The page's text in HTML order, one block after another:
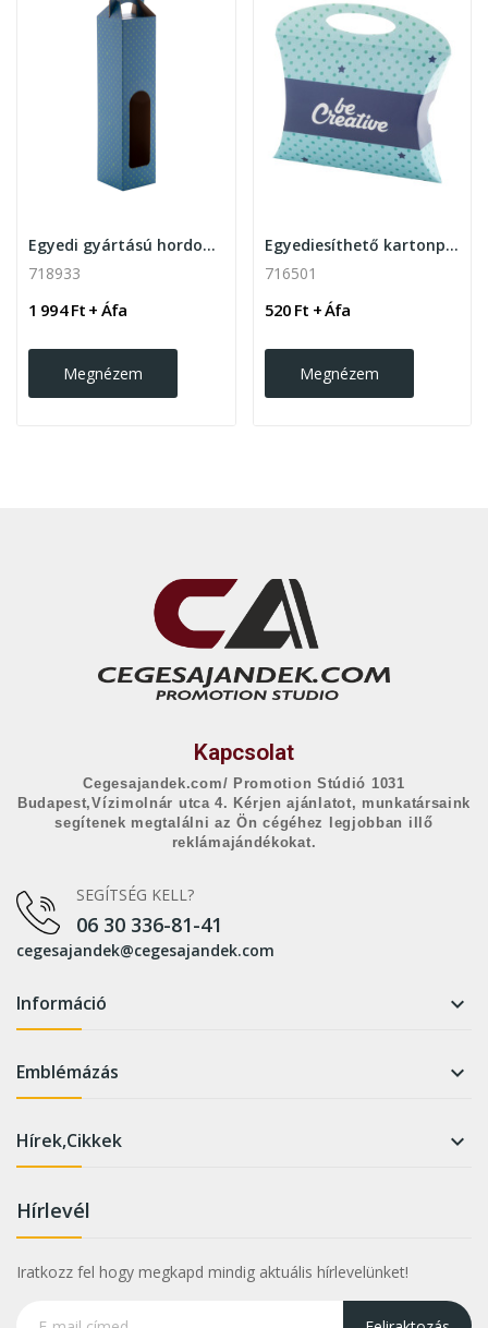
Egyedi gyártású hordozható füles doboz 1db...
718933
1 994 Ft + Áfa
Megnézem
Egyediesíthető kartonpapír doboz fogantyúval S...
716501
520 Ft + Áfa
Megnézem
Kapcsolat
Cegesajandek.com/ Promotion Stúdió 1031
Budapest,Vízimolnár utca 4. Kérjen ajánlatot, munkatársaink
segítenek megtalálni az Ön cégéhez legjobban illő
reklámajándékokat.
SEGÍTSÉG KELL?
06 30 336-81-41
cegesajandek@cegesajandek.com
Információ 
Emblémázás 
Hírek,Cikkek 
Hírlevél
Iratkozz fel hogy megkapd mindig aktuális hírlevelünket!